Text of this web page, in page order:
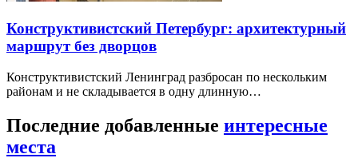
Конструктивистский Петербург: архитектурный
маршрут без дворцов
Конструктивистский Ленинград разбросан по нескольким
районам и не складывается в одну длинную…
Последние добавленные интересные
места